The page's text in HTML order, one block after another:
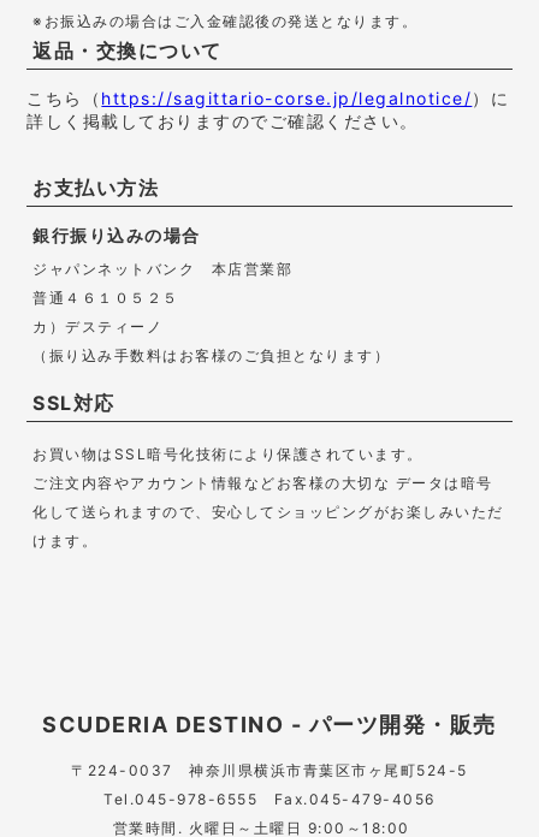
※お振込みの場合はご入金確認後の発送となります。
返品・交換について
こちら（ https://sagittario-corse.jp/legalnotice/）に
詳しく掲載しておりますのでご確認ください。
お支払い方法
銀行振り込みの場合
ジャパンネットバンク 本店営業部
普通４６１０５２５
カ）デスティーノ
（振り込み手数料はお客様のご負担となります）
SSL対応
お買い物はSSL暗号化技術により保護されています。
ご注文内容やアカウント情報などお客様の大切な データは暗号
化して送られますので、安心してショッピングがお楽しみいただ
けます。
SCUDERIA DESTINO - パーツ開発・販売
〒224-0037神奈川県横浜市青葉区市ヶ尾町524-5
Tel.045-978-6555 Fax.045-479-4056
営業時間. 火曜日～土曜日 9:00～18:00